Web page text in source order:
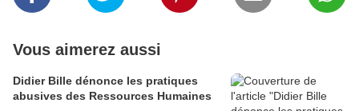
Vous aimerez aussi
Didier Bille dénonce les pratiques
abusives des Ressources Humaines